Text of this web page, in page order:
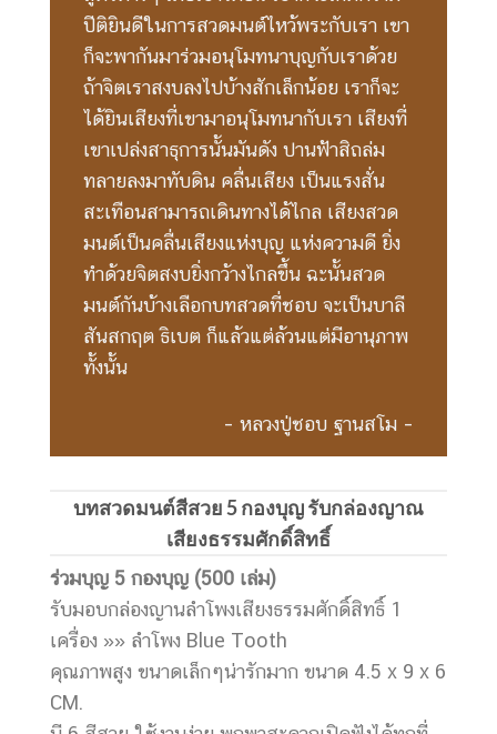
ปีติยินดีในการสวดมนต์ไหว้พระกับเรา เขา
ก็จะพากันมาร่วมอนุโมทนาบุญกับเราด้วย
ถ้าจิตเราสงบลงไปบ้างสักเล็กน้อย เราก็จะ
ได้ยินเสียงที่เขามาอนุโมทนากับเรา เสียงที่
เขาเปล่งสาธุการนั้นมันดัง ปานฟ้าสิถล่ม
ทลายลงมาทับดิน คลื่นเสียง เป็นแรงสั่น
สะเทือนสามารถเดินทางได้ไกล เสียงสวด
มนต์เป็นคลื่นเสียงแห่งบุญ แห่งความดี ยิ่ง
ทำด้วยจิตสงบยิ่งกว้างไกลขึ้น ฉะนั้นสวด
มนต์กันบ้างเลือกบทสวดที่ชอบ จะเป็นบาลี
สันสกฤต ธิเบต ก็แล้วแต่ล้วนแต่มีอานุภาพ
ทั้งนั้น
– หลวงปู่ชอบ ฐานสโม –
บทสวดมนต์สีสวย 5 กองบุญ รับกล่องญาณ
เสียงธรรมศักดิ์สิทธิ์
ร่วมบุญ 5 กองบุญ (500 เล่ม)
รับมอบกล่องญานลำโพงเสียงธรรมศักดิ์สิทธิ์ 1
เครื่อง »» ลำโพง Blue Tooth
คุณภาพสูง ขนาดเล็กๆน่ารักมาก ขนาด 4.5 x 9 x 6
CM.